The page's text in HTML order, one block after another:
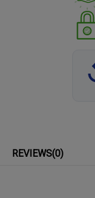
REVIEWS(0)